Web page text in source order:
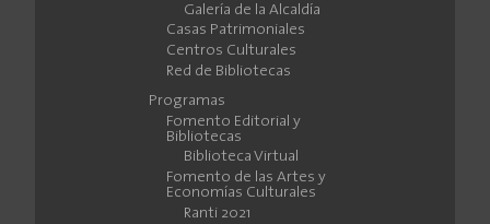
Galería de la Alcaldía
Casas Patrimoniales
Centros Culturales
Red de Bibliotecas
Programas
Fomento Editorial y
Bibliotecas
Biblioteca Virtual
Fomento de las Artes y
Economías Culturales
Ranti 2021